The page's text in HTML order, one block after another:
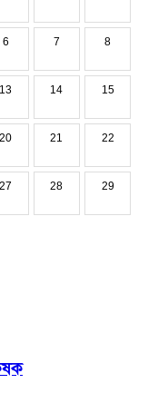
6 7 8
13 14 15
20 21 22
27 28 29